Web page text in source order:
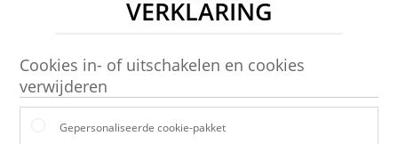
VERKLARING
Cookies in- of uitschakelen en cookies
verwijderen
Gepersonaliseerde cookie-pakket